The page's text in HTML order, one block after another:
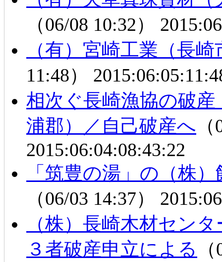
（06/08 10:32）
（有）宮崎工業（長
11:48）
相次ぐ長崎漁協の破
浦郡）／自己破産へ
2015:06:04:08:43:22
「筑豊の湯」の（株
（06/03 14:37）
（株）長崎木材セン
３者破産申立による